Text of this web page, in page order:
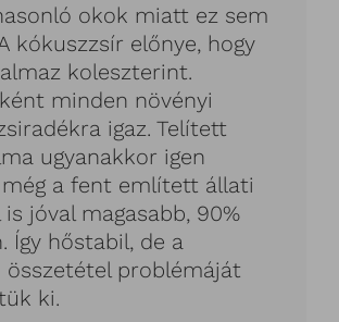
okok miatt ez sem
kókuszzsír előnye, hogy
koleszterint.
minden növényi
igaz. Telített
ugyanakkor igen
a fent említett állati
jóval magasabb, 90%
Így hőstabil, de a
összetétel problémáját
ki.